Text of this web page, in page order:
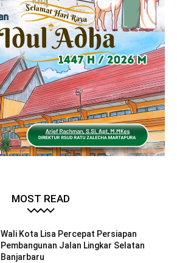
MOST READ
Wali Kota Lisa Percepat Persiapan
Pembangunan Jalan Lingkar Selatan
Banjarbaru